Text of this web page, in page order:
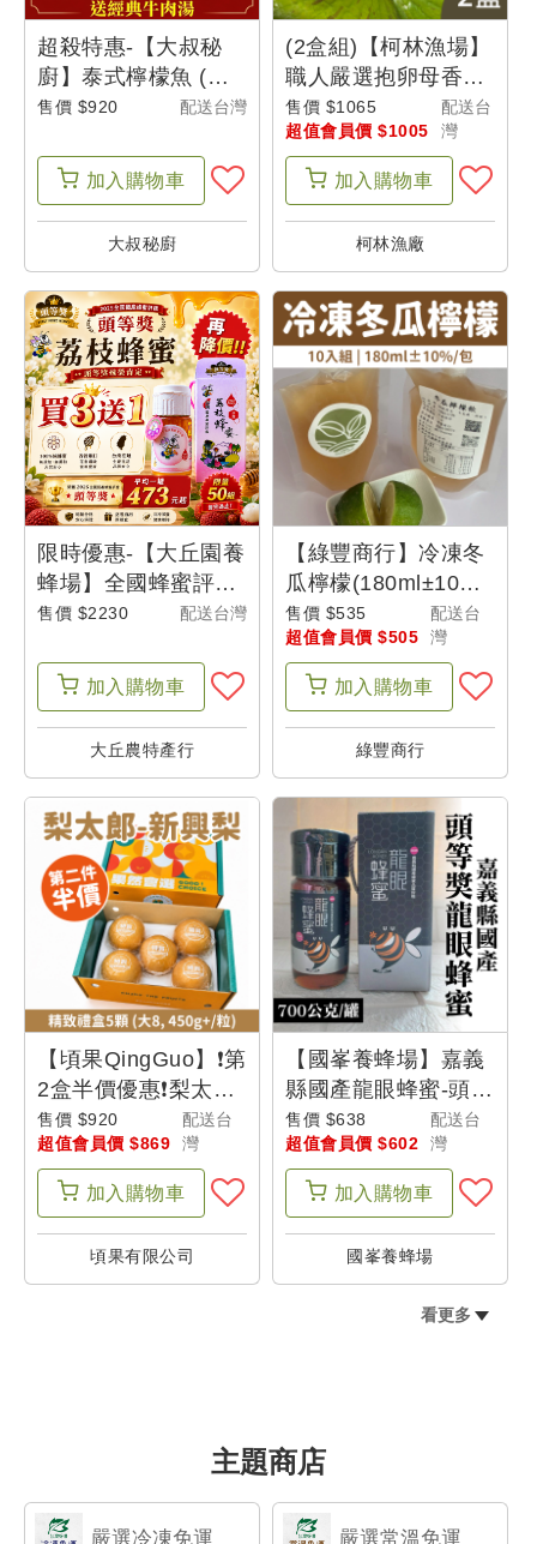
超殺特惠-【大叔秘
廚】泰式檸檬魚 (或
川味椒麻魚)任選 5包
湯(600g/包)-盛夏輕
食新選擇
售價 $920 配送台灣
加入 購物車
大叔秘廚
(2盒組)【柯林漁場】
職人嚴選抱卵母香魚
(600g/盒/4尾)
售價 $1065
超值會員價 $1005
配送台
灣
加入 購物車
柯林漁廠
限時優惠-【大丘園養
蜂場】全國蜂蜜評鑑-
頭等獎荔枝蜂蜜
鄉特色
售價 $2230 配送台灣
加入 購物車
大丘農特產行
【綠豐商行】冷凍冬
瓜檸檬(180ml±10%)
(10入組)
售價 $535
超值會員價 $505
配送台
灣
加入 購物車
綠豐商行
【頃果QingGuo】❗第
2盒半價優惠❗梨太郎-
新興梨 精致禮盒5顆
(等級大8)-父是山
售價 $920
超值會員價 $869
配送台
灣
加入 購物車
頃果有限公司
【國峯養蜂場】嘉義
縣國產龍眼蜂蜜-頭等
獎(700公克/罐)
售價 $638
超值會員價 $602
配送台
灣
加入 購物車
國峯養蜂場
看更多
主題商店
嚴選冷凍免運 嚴選常溫免運